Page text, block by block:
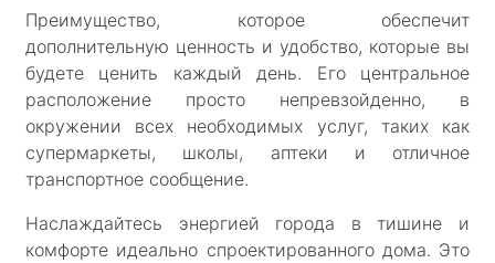
Преимущество, которое обеспечит
дополнительную ценность и удобство, которые вы
будете ценить каждый день. Его центральное
расположение просто непревзойденно, в
окружении всех необходимых услуг, таких как
супермаркеты, школы, аптеки и отличное
транспортное сообщение.
Наслаждайтесь энергией города в тишине и
комфорте идеально спроектированного дома. Это